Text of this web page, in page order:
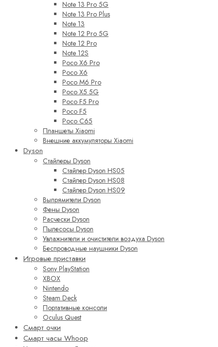
Note 13 Pro 5G
Note 13 Pro Plus
Note 13
Note 12 Pro 5G
Note 12 Pro
Note 12S
Poco X6 Pro
Poco X6
Poco M6 Pro
Poco X5 5G
Poco F5 Pro
Poco F5
Poco C65
Планшеты Xiaomi
Внешние аккумуляторы Xiaomi
Dyson
Стайлеры Dyson
Стайлер Dyson HS05
Стайлер Dyson HS08
Стайлер Dyson HS09
Выпрямители Dyson
Фены Dyson
Расчески Dyson
Пылесосы Dyson
Увлажнители и очистители воздуха Dyson
Беспроводные наушники Dyson
Игровые приставки
Sony PlayStation
XBOX
Nintendo
Steam Deck
Портативные консоли
Oculus Quest
Смарт очки
Смарт часы Whoop